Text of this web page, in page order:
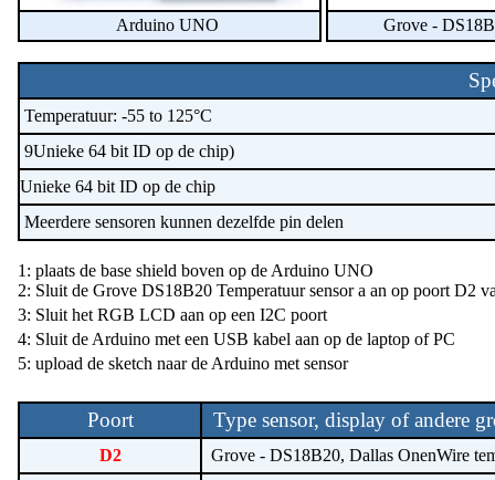
Arduino UNO Grove -
Temperatuur: -55 to 125°C
9Unieke 64 bit ID op de chip)
Unieke 64 bit ID op de chip
Meerdere sensoren kunnen dezelfde pin delen
1: plaats de base shield boven op de Arduino UNO
2: Sluit de Grove DS18B20 Temperatuur sensor a an op poort D2
3: Sluit het RGB LCD aan op een I2C poort
4: Sluit de Arduino met een USB kabel aan op de laptop of PC
5: upload de sketch naar de Arduino met sensor
Poort Type sensor, display of andere
D2
Grove - DS18B20, Dallas OnenWire